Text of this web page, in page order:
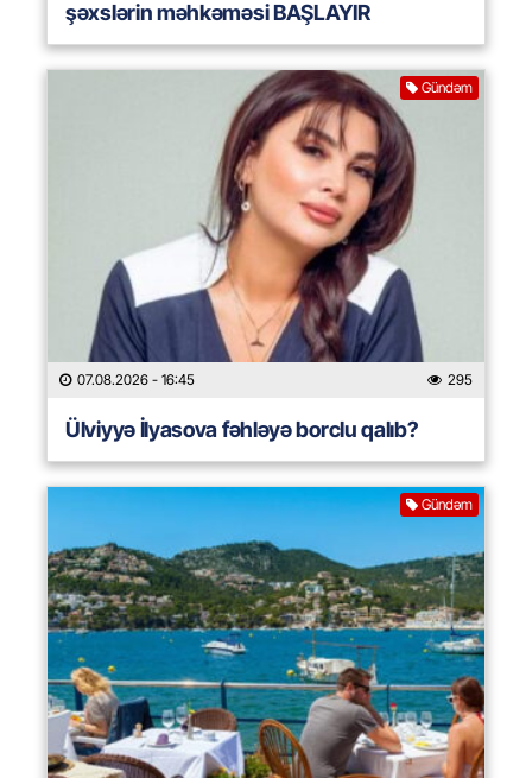
şəxslərin məhkəməsi BAŞLAYIR
Gündəm
07.08.2026 - 16:45 295
Ülviyyə İlyasova fəhləyə borclu qalıb?
Gündəm